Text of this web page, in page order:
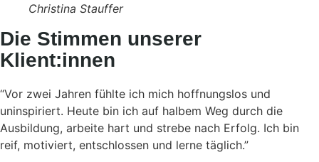
Christina Stauffer
Die Stimmen unserer
Klient:innen
“Vor zwei Jahren fühlte ich mich hoffnungslos und
uninspiriert. Heute bin ich auf halbem Weg durch die
Ausbildung, arbeite hart und strebe nach Erfolg. Ich bin
reif, motiviert, entschlossen und lerne täglich.”